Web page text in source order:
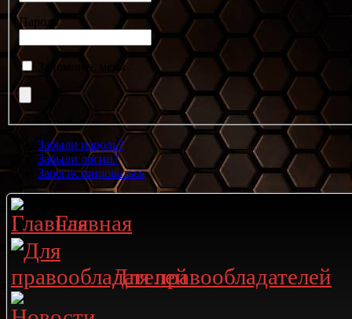
Пароль
Запомнить меня
Забыли пароль?
Забыли логин?
Зарегистрироваться
Главная
Для правообладателей